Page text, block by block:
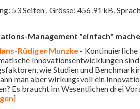
53 Seiten , Grösse: 456.91 kB,
Management "einfach"
Rüdiger Munzke - Kontinuierliche
Innovationsentwicklungen
wie Studien und
man aber wirkungsvoll ein
Es braucht im Wesentlichen drei
]